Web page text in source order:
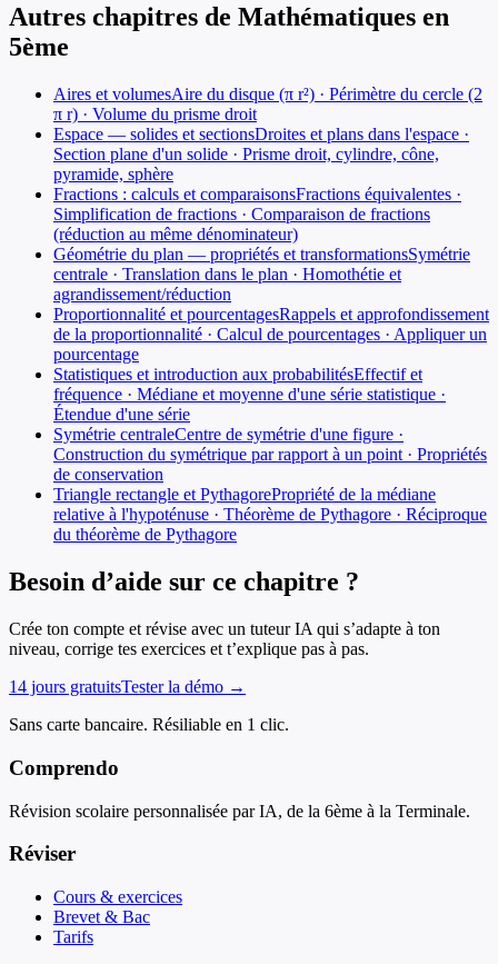
Autres chapitres de Mathématiques en
5ème
Aires et volumesAire du disque (π r²) · Périmètre du cercle (2
π r) · Volume du prisme droit
Espace — solides et sectionsDroites et plans dans l'espace ·
Section plane d'un solide · Prisme droit, cylindre, cône,
pyramide, sphère
Fractions : calculs et comparaisonsFractions équivalentes ·
Simplification de fractions · Comparaison de fractions
(réduction au même dénominateur)
Géométrie du plan — propriétés et transformationsSymétrie
centrale · Translation dans le plan · Homothétie et
agrandissement/réduction
Proportionnalité et pourcentagesRappels et approfondissement
de la proportionnalité · Calcul de pourcentages · Appliquer un
pourcentage
Statistiques et introduction aux probabilitésEffectif et
fréquence · Médiane et moyenne d'une série statistique ·
Étendue d'une série
Symétrie centraleCentre de symétrie d'une figure ·
Construction du symétrique par rapport à un point · Propriétés
de conservation
Triangle rectangle et PythagorePropriété de la médiane
relative à l'hypoténuse · Théorème de Pythagore · Réciproque
du théorème de Pythagore
Besoin d’aide sur ce chapitre ?
Crée ton compte et révise avec un tuteur IA qui s’adapte à ton
niveau, corrige tes exercices et t’explique pas à pas.
14 jours gratuitsTester la démo →
Sans carte bancaire. Résiliable en 1 clic.
Comprendo
Révision scolaire personnalisée par IA, de la 6ème à la Terminale.
Réviser
Cours & exercices
Brevet & Bac
Tarifs